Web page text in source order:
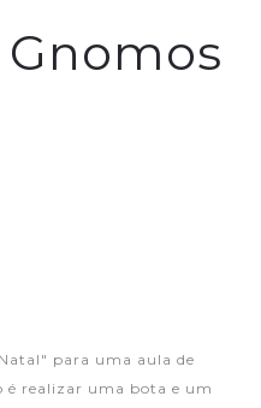
para uma aula de
é realizar uma bota e um